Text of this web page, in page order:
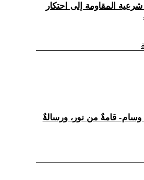
المقاومة إلى احتكار
وسام- قامةٌ من نور، ورسالةٌ